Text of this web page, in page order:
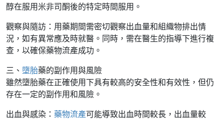
醇在服用米非司酮後的特定時間服用。
觀察與隨訪：用藥期間需密切觀察出血量和組織物排出情
況，如有異常應及時就醫。同時，需在醫生的指導下進行複
查，以確保藥物流產成功。
三、 墮胎藥的副作用與風險
雖然墮胎藥在正確使用下具有較高的安全性和有效性，但仍
存在一定的副作用和風險。
出血與感染： 藥物流產可能導致出血時間較長，出血量較